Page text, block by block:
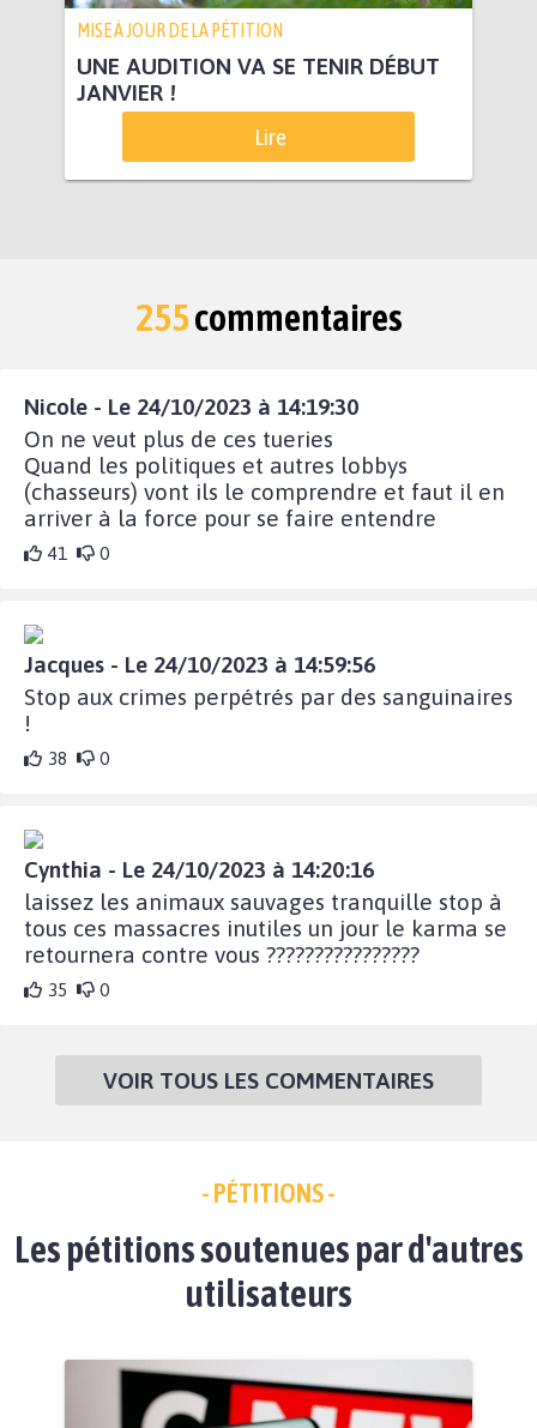
MISE À JOUR DE LA PÉTITION
UNE AUDITION VA SE TENIR DÉBUT
JANVIER !
Lire
255commentaires
Nicole - Le 24/10/2023 à 14:19:30
On ne veut plus de ces tueries
Quand les politiques et autres lobbys
(chasseurs) vont ils le comprendre et faut il en
arriver à la force pour se faire entendre
41 0
Jacques - Le 24/10/2023 à 14:59:56
Stop aux crimes perpétrés par des sanguinaires
!
38 0
Cynthia - Le 24/10/2023 à 14:20:16
laissez les animaux sauvages tranquille stop à
tous ces massacres inutiles un jour le karma se
retournera contre vous ????????????????
35 0
VOIR TOUS LES COMMENTAIRES
- PÉTITIONS -
Les pétitions soutenues par d'autres
utilisateurs